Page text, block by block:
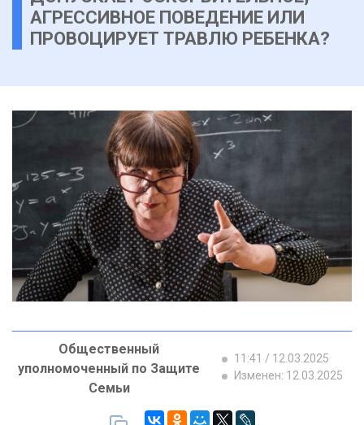
АГРЕССИВНОЕ ПОВЕДЕНИЕ ИЛИ
ПРОВОЦИРУЕТ ТРАВЛЮ РЕБЕНКА?
Общественный
уполномоченный по Защите
Семьи
11:41 / 12.03.2025
Изменен: 12.03.2025